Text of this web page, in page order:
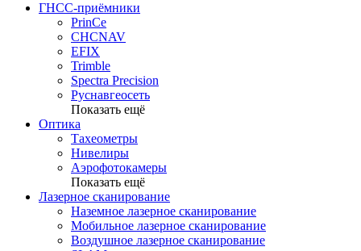
ГНСС-приёмники
PrinCe
CHCNAV
EFIX
Trimble
Spectra Precision
Руснавгеосеть
Показать ещё
Оптика
Тахеометры
Нивелиры
Аэрофотокамеры
Показать ещё
Лазерное сканирование
Наземное лазерное сканирование
Мобильное лазерное сканирование
Воздушное лазерное сканирование